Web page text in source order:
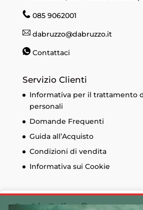
Cookie Policy 🍪
085 9062001
dabruzzo@dabruzzo.it
Contattaci
Servizio Clienti
Informativa per il trattamento
personali
Domande Frequenti
Guida all’Acquisto
Condizioni di vendita
Informativa sui Cookie